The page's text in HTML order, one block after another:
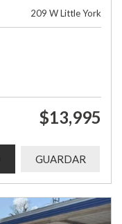
209 W Little York
$13,995
GUARDAR